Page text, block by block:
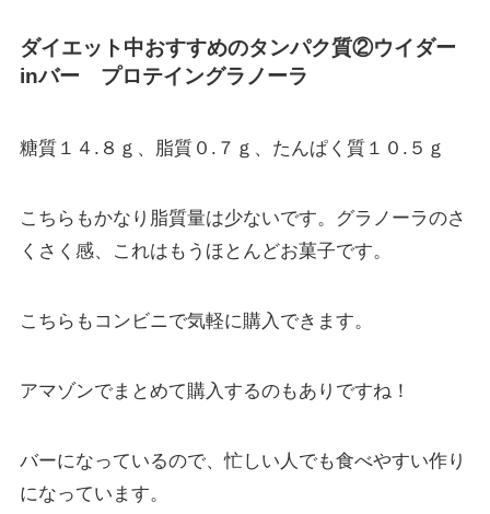
ダイエット中おすすめのタンパク質②ウイダー
inバー プロテイングラノーラ
糖質１４.８ｇ、脂質０.７ｇ、たんぱく質１０.５ｇ
こちらもかなり脂質量は少ないです。グラノーラのさ
くさく感、これはもうほとんどお菓子です。
こちらもコンビニで気軽に購入できます。
アマゾンでまとめて購入するのもありですね！
バーになっているので、忙しい人でも食べやすい作り
になっています。